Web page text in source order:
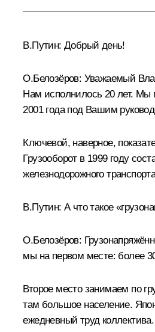
В.Путин: Добрый день!
О.Белозёров: Уважаемый
Нам исполнилось 20 лет. Мы
2001 года под Вашим
Ключевой, наверное,
Грузооборот в 1999 году
железнодорожного
В.Путин: А что такое
О.Белозёров:
мы на первом месте: более
Второе место занимаем по
там большое население.
ежедневный труд коллектива.